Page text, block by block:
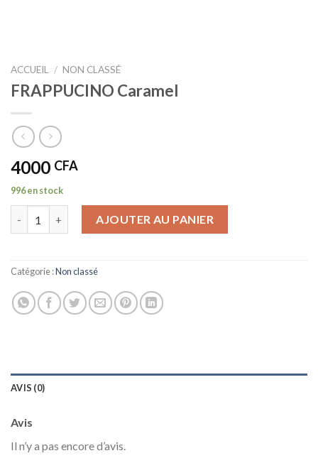
ACCUEIL / NON CLASSÉ
FRAPPUCINO Caramel
4000 CFA
996 en stock
AJOUTER AU PANIER
Catégorie :Non classé
AVIS (0)
Avis
Il n’y a pas encore d’avis.